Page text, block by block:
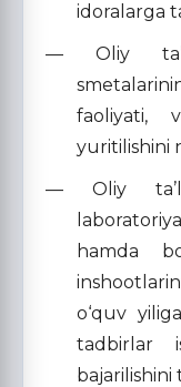
idoralarga
— Oliy
faoliyati,
yuritilishini
— Oliy
hamda
o‘quv
tadbirlar
bajarilishini